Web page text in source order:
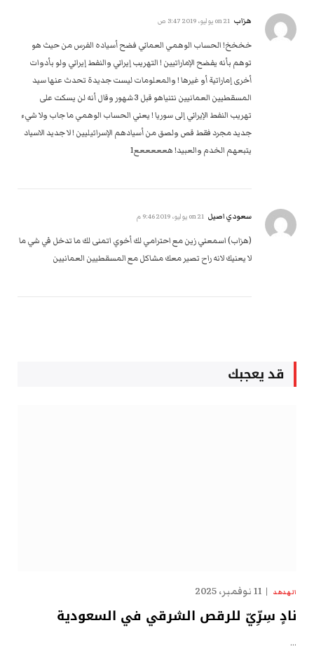
هزاب 21 يوليو، 2019 3:47 ص
خخخخ! الحساب الوهمي العماني فضح أسياده الفرس من حيث هو
توهم بأنه يفضح الإماراتيين ! التهريب إيراني والنفط إيراني ولو بأدوات
أخرى إماراتية أو غيرها ! والمعلومات ليست جديدة تحدث عنها سيد
المسقطيين العمانيين نتنياهو قبل 3 شهور وقال أنه لن يسكت على
تهريب النفط الإيراني إلى سوريا ! يعني الحساب الوهمي ما جاب ولا شيء
جديد مجرد فقط قص ولصق من أسيادهم الإسرائيليين ! لا جديد الاسياد
يتبعهم الخدم والعبيد! هعععععع1
سعودي اصيل 21 يوليو، 2019 9:46 م
(هزاب) اسمعني زين مع احترامي لك أخوي اتمنى لك ما تدخل في شي ما
لا يعنيك لانه راح تصير معك مشاكل مع المسقطيين العمانيين
قد يعجبك
الهدهد 11 نوفمبر، 2025
نادٍ سِرِّيّ للرقص الشرقي في السعودية
…